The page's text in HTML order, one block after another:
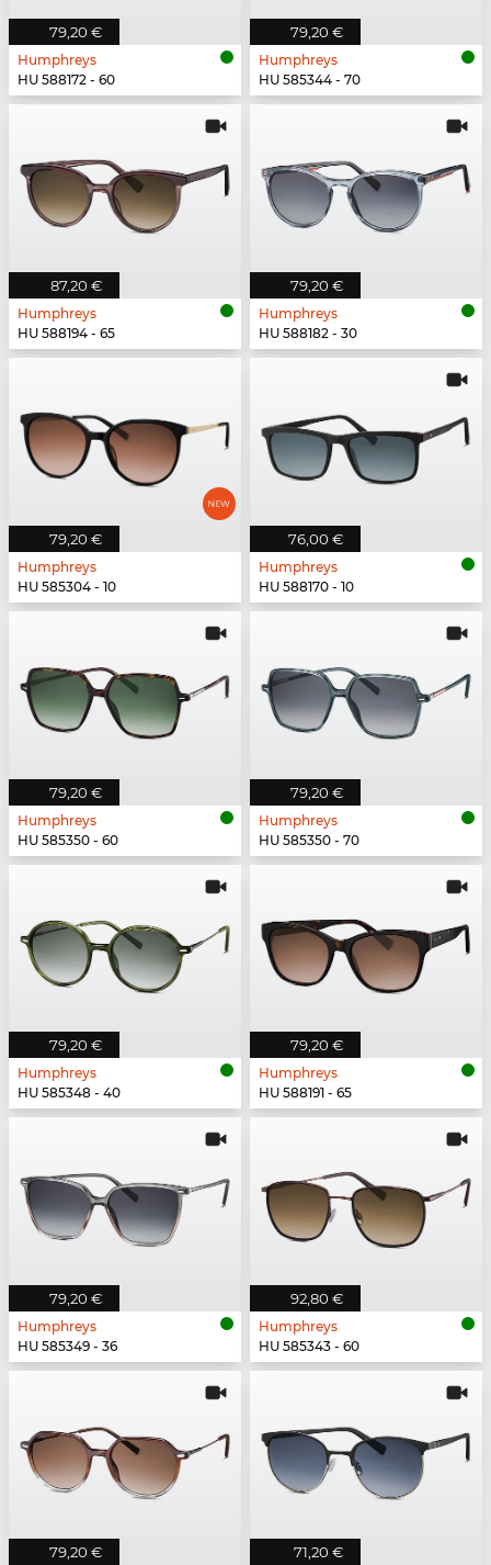
79,20 €
Humphreys
HU 588172 - 60
79,20 €
Humphreys
HU 585344 - 70
87,20 €
Humphreys
HU 588194 - 65
79,20 €
Humphreys
HU 588182 - 30
79,20 €
Humphreys
HU 585304 - 10
76,00 €
Humphreys
HU 588170 - 10
79,20 €
Humphreys
HU 585350 - 60
79,20 €
Humphreys
HU 585350 - 70
79,20 €
Humphreys
HU 585348 - 40
79,20 €
Humphreys
HU 588191 - 65
79,20 €
Humphreys
HU 585349 - 36
92,80 €
Humphreys
HU 585343 - 60
79,20 € 71,20 €